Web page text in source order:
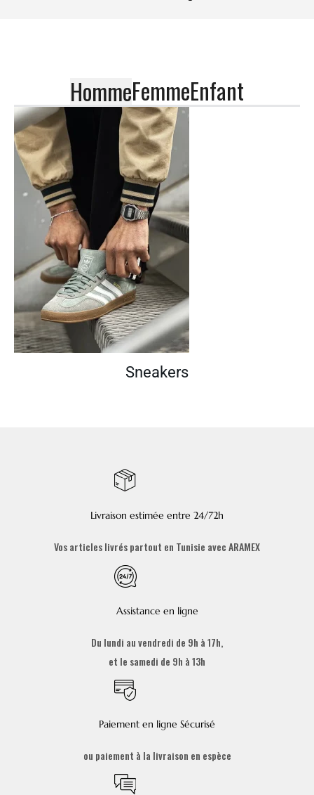
HommeFemmeEnfant
Sneakers
Livraison estimée entre 24/72h
Vos articles livrés partout en Tunisie avec ARAMEX
Assistance en ligne
Du lundi au vendredi de 9h à 17h,
et le samedi de 9h à 13h
Paiement en ligne Sécurisé
ou paiement à la livraison en espèce